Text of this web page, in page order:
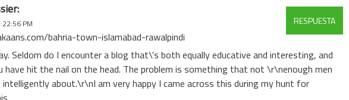
PM
bahria-town-islamabad-rawalpindi
RESPUESTA
Seldom do I encounter a blog that\'s both equally educative and interesting, and
hit the nail on the head. The problem is something that not \r\nenough men
intelligently about.\r\nI am very happy I came across this during my hunt for